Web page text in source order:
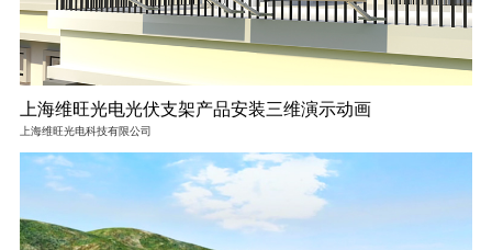
上海维旺光电光伏支架产品安装三维演示动画
上海维旺光电科技有限公司